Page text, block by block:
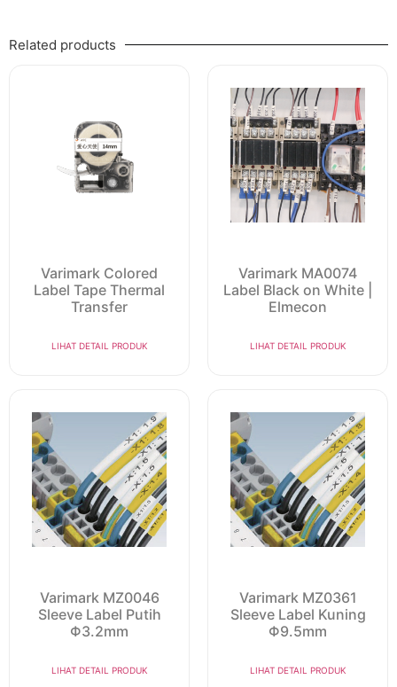
Related products
Varimark Colored
Label Tape Thermal
Transfer
LIHAT DETAIL PRODUK
Varimark MA0074
Label Black on White |
Elmecon
LIHAT DETAIL PRODUK
Varimark MZ0046
Sleeve Label Putih
Φ3.2mm
LIHAT DETAIL PRODUK
Varimark MZ0361
Sleeve Label Kuning
Φ9.5mm
LIHAT DETAIL PRODUK